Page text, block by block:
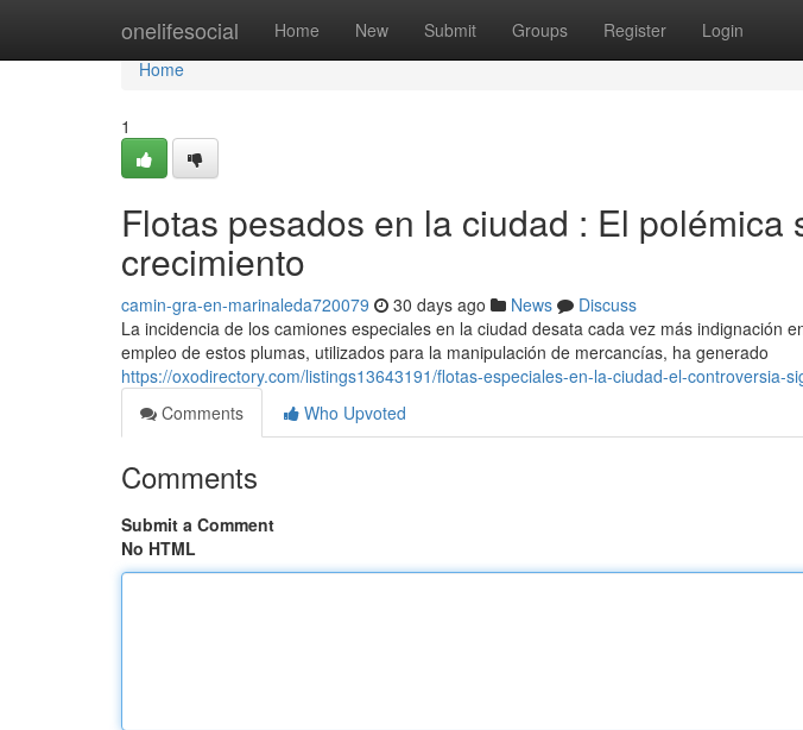
onelifesocial Home New Submit Groups Register Login
Home
Home
1
Flotas pesados en la ciudad : El polémica
crecimiento
camin-gra-en-marinaleda720079 30 days ago News
Discuss
La incidencia de los camiones especiales en la ciudad desata cada vez más indignación
empleo de estos plumas, utilizados para la manipulación de mercancías, ha generado
https://oxodirectory.com/listings13643191/flotas-especiales-en-la-ciudad-el-controversia-
Comments
Who Upvoted
Comments
Submit a Comment
No HTML